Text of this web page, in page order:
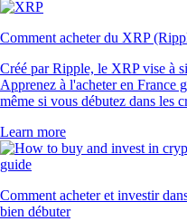
Comment acheter du XRP
Créé par Ripple, le XRP vise à
Apprenez à l'acheter en France
même si vous débutez dans les
Learn more
Comment acheter et investir
bien débuter